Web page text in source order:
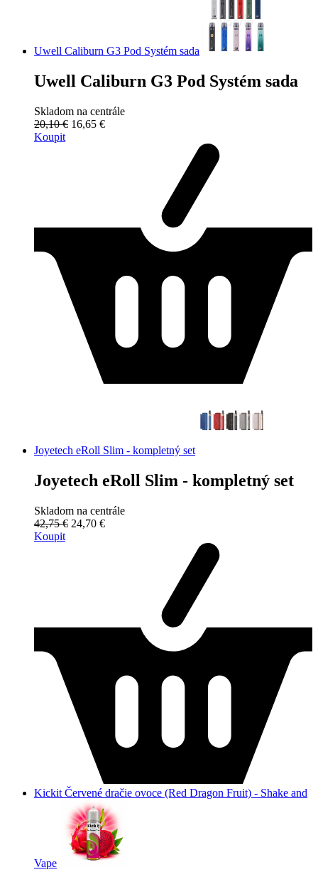
Uwell Caliburn G3 Pod Systém sada
Uwell Caliburn G3 Pod Systém sada
Skladom na centrále
20,10 € 16,65 €
Koupit
Joyetech eRoll Slim - kompletný set
Joyetech eRoll Slim - kompletný set
Skladom na centrále
42,75 € 24,70 €
Koupit
Kickit Červené dračie ovoce (Red Dragon Fruit) - Shake and
Vape